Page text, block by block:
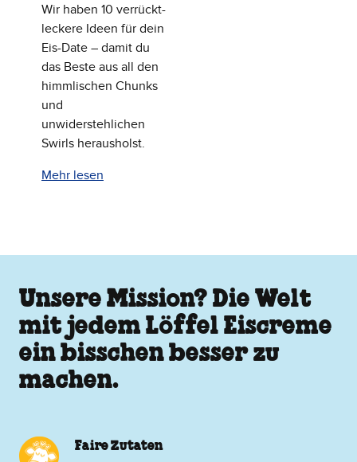
Wir haben 10 verrückt-
leckere Ideen für dein
Eis-Date – damit du
das Beste aus all den
himmlischen Chunks
und
unwiderstehlichen
Swirls herausholst.
Mehr lesen
Unsere Mission? Die Welt
mit jedem Löffel Eiscreme
ein bisschen besser zu
machen.
Faire Zutaten